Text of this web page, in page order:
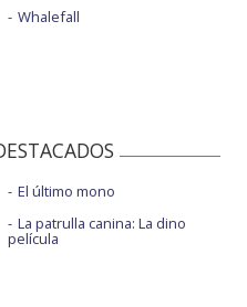
Whalefall
El último mono
La patrulla canina: La dino
película